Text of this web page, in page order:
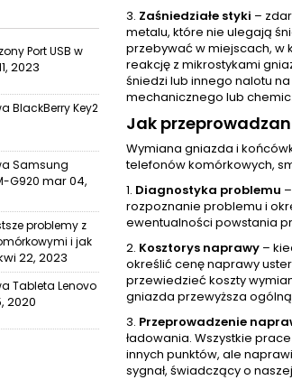
Port USB w
2023
BlackBerry Key2
Samsung
G920 mar 04,
problemy z
i jak
22, 2023
Tableta Lenovo
2020
3. Zaśniedziałe styki –
metalu, które nie ulegają
przebywać w miejscach, w
reakcję z mikrostykami
śniedzi lub innego nalotu
mechanicznego lub
Jak
Wymiana gniazda i
telefonów komórkowych,
1. Diagnostyka problemu
rozpoznanie problemu i
ewentualności powstania
2. Kosztorys naprawy –
określić cenę naprawy
przewiedzieć koszty
gniazda przewyższa
3. Przeprowadzenie
ładowania. Wszystkie
innych punktów, ale
sygnał, świadczący o